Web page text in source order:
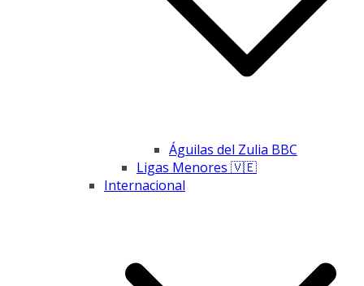
Águilas del Zulia BBC
Ligas Menores 🇻🇪
Internacional